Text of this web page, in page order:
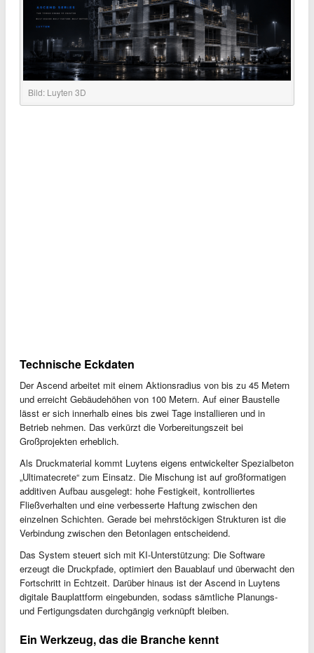
Bild: Luyten 3D
Technische Eckdaten
Der Ascend arbeitet mit einem Aktionsradius von bis zu 45 Metern
und erreicht Gebäudehöhen von 100 Metern. Auf einer Baustelle
lässt er sich innerhalb eines bis zwei Tage installieren und in
Betrieb nehmen. Das verkürzt die Vorbereitungszeit bei
Großprojekten erheblich.
Als Druckmaterial kommt Luytens eigens entwickelter Spezialbeton
„Ultimatecrete“ zum Einsatz. Die Mischung ist auf großformatigen
additiven Aufbau ausgelegt: hohe Festigkeit, kontrolliertes
Fließverhalten und eine verbesserte Haftung zwischen den
einzelnen Schichten. Gerade bei mehrstöckigen Strukturen ist die
Verbindung zwischen den Betonlagen entscheidend.
Das System steuert sich mit KI-Unterstützung: Die Software
erzeugt die Druckpfade, optimiert den Bauablauf und überwacht den
Fortschritt in Echtzeit. Darüber hinaus ist der Ascend in Luytens
digitale Bauplattform eingebunden, sodass sämtliche Planungs-
und Fertigungsdaten durchgängig verknüpft bleiben.
Ein Werkzeug, das die Branche kennt